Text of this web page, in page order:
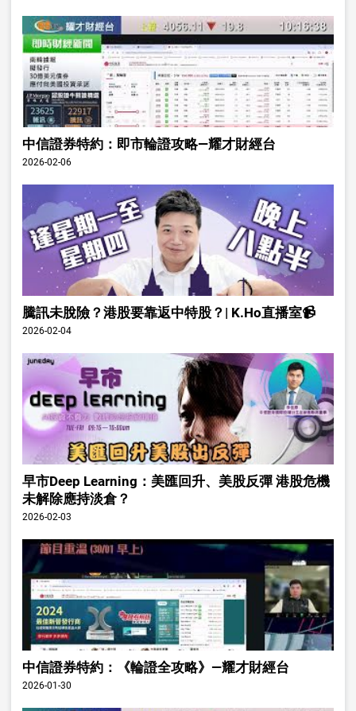
中信證券特約：即市輪證攻略—耀才財經台
2026-02-06
騰訊未脫險？港股要靠返中特股？| K.Ho直播室📹
2026-02-04
早市Deep Learning：美匯回升、美股反彈 港股危機
未解除應持淡倉？
2026-02-03
中信證券特約：《輪證全攻略》—耀才財經台
2026-01-30